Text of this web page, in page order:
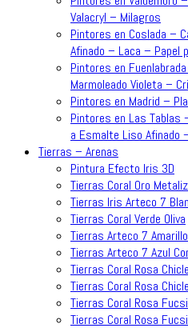
Valacryl – Milagros
Pintores en Coslada –
Afinado – Laca – Papel
Pintores en
Marmoleado Violeta –
Pintores en Madrid –
Pintores en Las Tablas
a Esmalte Liso Afinado
Tierras – Arenas
Pintura Efecto Iris 3D
Tierras Coral Oro
Tierras Iris Arteco 7
Tierras Coral Verde Oliva
Tierras Arteco 7
Tierras Arteco 7 Azul
Tierras Coral Rosa Chicle
Tierras Coral Rosa
Tierras Coral Rosa
Tierras Coral Rosa